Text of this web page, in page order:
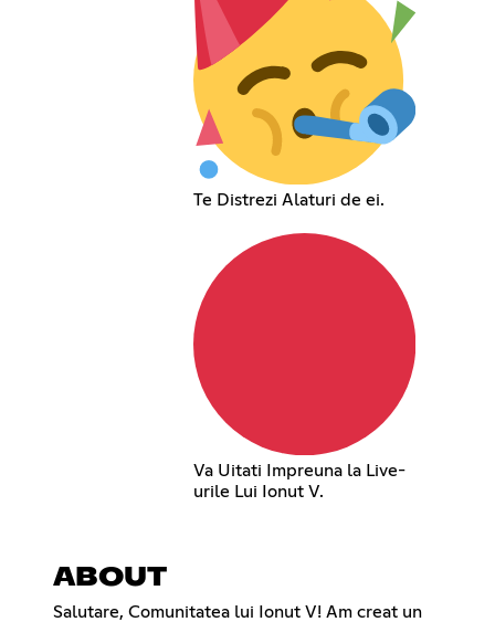
Te Distrezi Alaturi de ei.
Va Uitati Impreuna la Live-
urile Lui Ionut V.
ABOUT
Salutare, Comunitatea lui Ionut V! Am creat un